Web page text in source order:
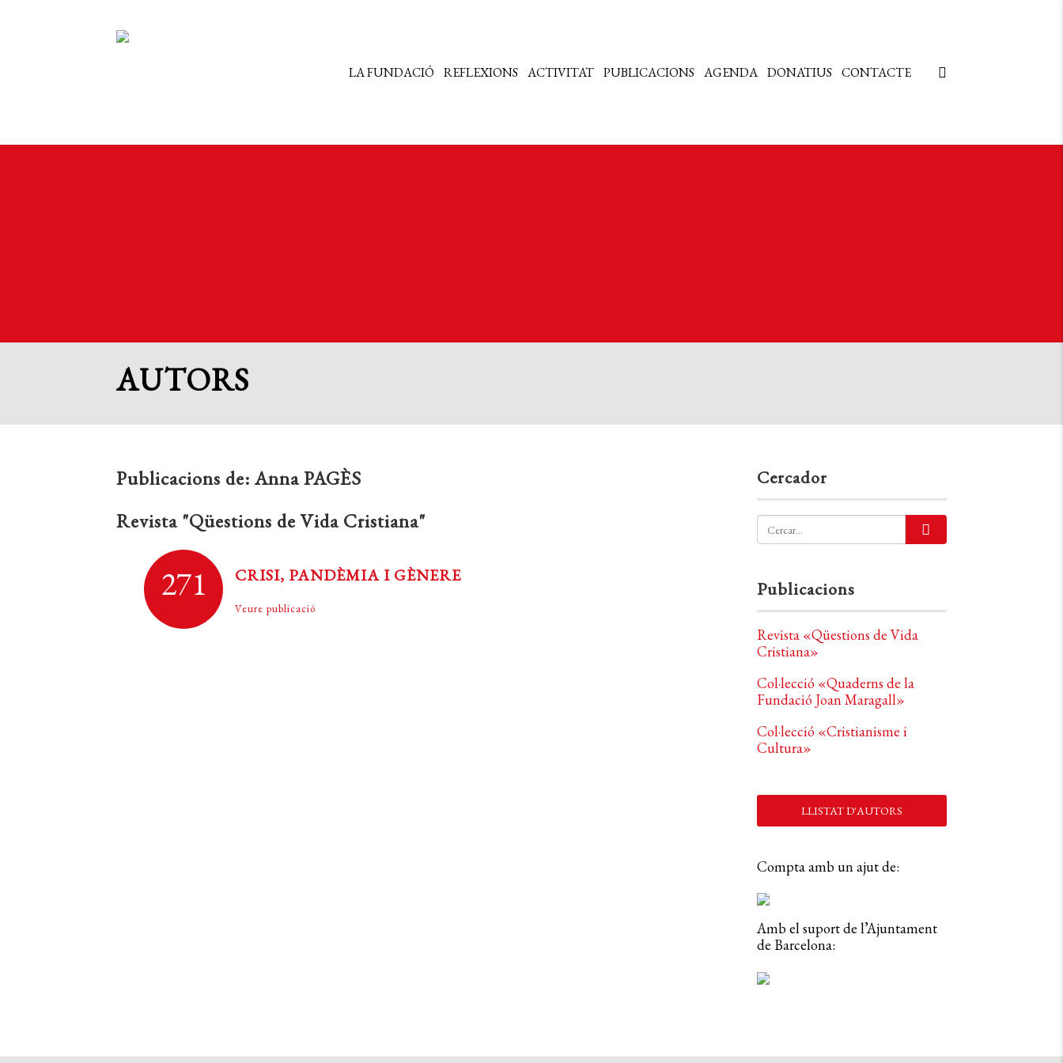
LA FUNDACIÓ REFLEXIONS ACTIVITAT PUBLICACIONS AGENDA DONATIUS CONTACTE
AUTORS
Publicacions de:Anna PAGÈS
Revista "Qüestions de Vida Cristiana"
271 CRISI, PANDÈMIA I GÈNERE
Veure publicació
Cercador
Publicacions
Revista «Qüestions de Vida
Cristiana»
Col·lecció «Quaderns de la
Fundació Joan Maragall»
Col·lecció «Cristianisme i
Cultura»
LLISTAT D'AUTORS
Compta amb un ajut de:
Amb el suport de l’Ajuntament
de Barcelona: